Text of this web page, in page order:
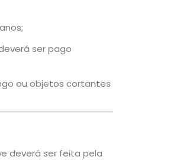
ser pago
ou objetos cortantes
deverá ser feita pela